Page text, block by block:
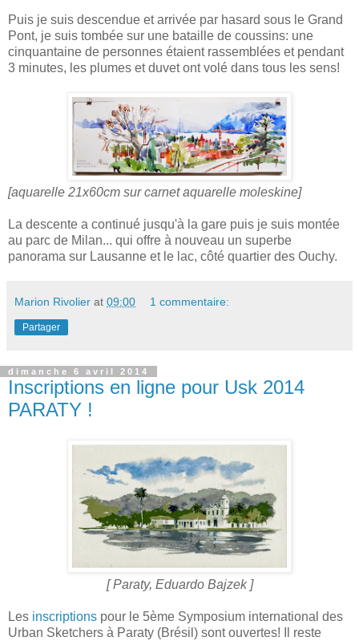
Puis je suis descendue et arrivée par hasard sous le Grand
Pont, je suis tombée sur une bataille de coussins: une
cinquantaine de personnes étaient rassemblées et pendant
3 minutes, les plumes et duvet ont volé dans tous les sens!
[aquarelle 21x60cm sur carnet aquarelle moleskine]
La descente a continué jusqu'à la gare puis je suis montée
au parc de Milan... qui offre à nouveau un superbe
panorama sur Lausanne et le lac, côté quartier des Ouchy.
Marion Rivolier at 09:00 1 commentaire:
Partager
dimanche 6 avril 2014
Inscriptions en ligne pour Usk 2014
PARATY !
[ Paraty, Eduardo Bajzek ]
Les inscriptions pour le 5ème Symposium international des
Urban Sketchers à Paraty (Brésil) sont ouvertes! Il reste